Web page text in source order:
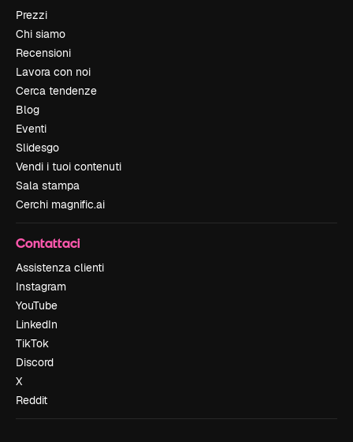
Prezzi
Chi siamo
Recensioni
Lavora con noi
Cerca tendenze
Blog
Eventi
Slidesgo
Vendi i tuoi contenuti
Sala stampa
Cerchi magnific.ai
Contattaci
Assistenza clienti
Instagram
YouTube
LinkedIn
TikTok
Discord
X
Reddit